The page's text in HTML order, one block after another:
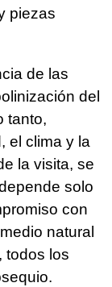
piezas
de las
del
tanto,
el clima y la
la visita, se
solo
con
natural
todos los